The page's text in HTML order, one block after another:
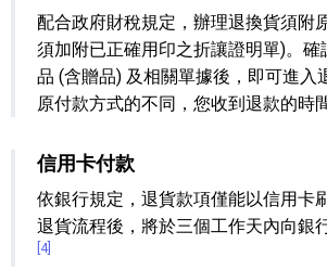
配合政府財稅規定，辦理退換貨須附
須加附已正確用印之折讓證明單)。
品 (含贈品) 及相關單據後，即可進入
原付款方式的不同，您收到退款的時
信用卡付款
依銀行規定，退貨款項僅能以信用卡
退貨流程後，將於三個工作天內向銀
[4]